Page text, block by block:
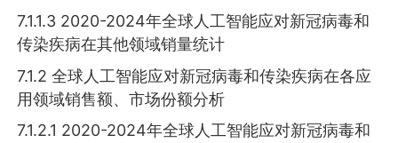
7.1.1.3 2020-2024年全球人工智能应对新冠病毒和
传染疾病在其他领域销量统计
7.1.2 全球人工智能应对新冠病毒和传染疾病在各应
用领域销售额、市场份额分析
7.1.2.1 2020-2024年全球人工智能应对新冠病毒和